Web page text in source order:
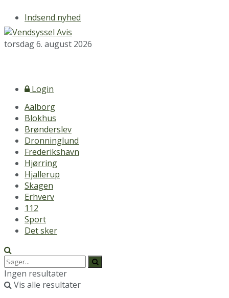
Indsend nyhed
torsdag 6. august 2026
Login
Aalborg
Blokhus
Brønderslev
Dronninglund
Frederikshavn
Hjørring
Hjallerup
Skagen
Erhverv
112
Sport
Det sker
Ingen resultater
Vis alle resultater